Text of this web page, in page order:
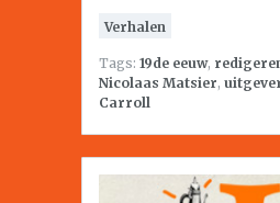
Verhalen
Tags: 19de eeuw,
Nicolaas Matsier,
Carroll